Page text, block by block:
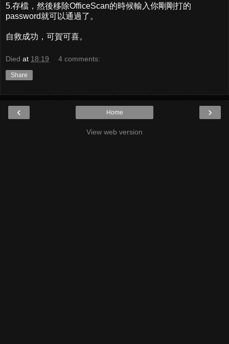
5.存檔，然後移除OfficeScan的時候輸入你剛剛打的
password就可以通過了。
自救成功，可賀可喜。
Died at 18:19 4 comments:
Share
‹ ›
Home
View web version